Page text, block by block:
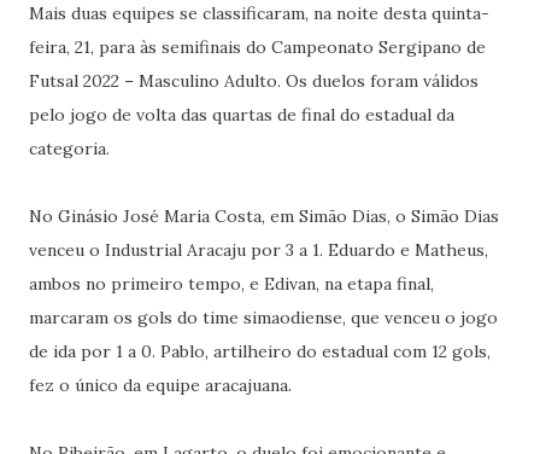
Mais duas equipes se classificaram, na noite desta quinta-
feira, 21, para às semifinais do Campeonato Sergipano de
Futsal 2022 – Masculino Adulto. Os duelos foram válidos
pelo jogo de volta das quartas de final do estadual da
categoria.
No Ginásio José Maria Costa, em Simão Dias, o Simão Dias
venceu o Industrial Aracaju por 3 a 1. Eduardo e Matheus,
ambos no primeiro tempo, e Edivan, na etapa final,
marcaram os gols do time simaodiense, que venceu o jogo
de ida por 1 a 0. Pablo, artilheiro do estadual com 12 gols,
fez o único da equipe aracajuana.